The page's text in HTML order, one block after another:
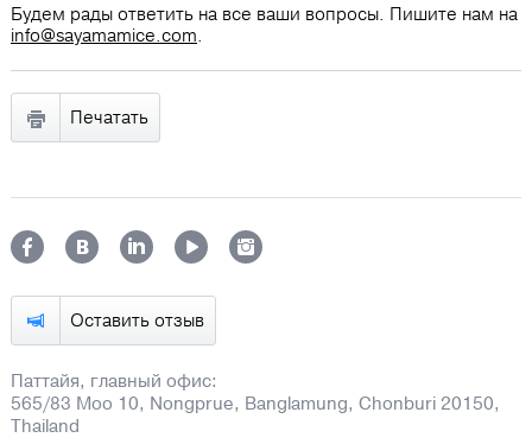
Оставить отзыв
Паттайя, главный офис:
565/83 Moo 10, Nongprue, Banglamung, Chonburi 20150,
Thailand
Будем рады ответить на все ваши вопросы. Пишите нам на
info@sayamamice.com.
Печатать